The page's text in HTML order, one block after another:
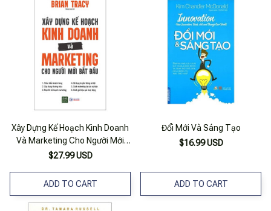
Xây Dựng Kế Hoạch Kinh Doanh
Và Marketing Cho Người Mới
Bắt Đầu
$27.99 USD
ADD TO CART
Đổi Mới Và Sáng Tạo
$16.99 USD
ADD TO CART